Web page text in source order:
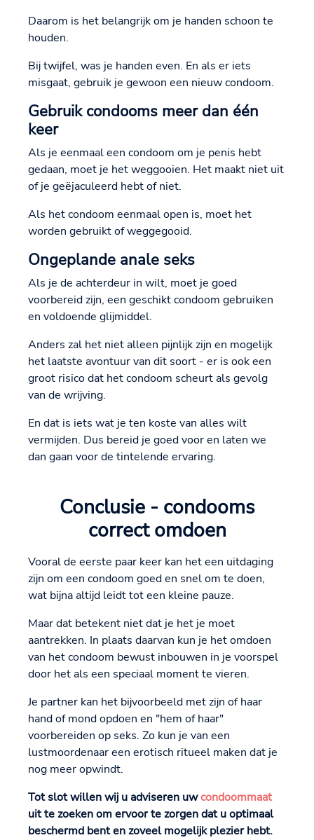
Daarom is het belangrijk om je handen schoon te
houden.
Bij twijfel, was je handen even. En als er iets
misgaat, gebruik je gewoon een nieuw condoom.
Gebruik condooms meer dan één
keer
Als je eenmaal een condoom om je penis hebt
gedaan, moet je het weggooien. Het maakt niet uit
of je geëjaculeerd hebt of niet.
Als het condoom eenmaal open is, moet het
worden gebruikt of weggegooid.
Ongeplande anale seks
Als je de achterdeur in wilt, moet je goed
voorbereid zijn, een geschikt condoom gebruiken
en voldoende glijmiddel.
Anders zal het niet alleen pijnlijk zijn en mogelijk
het laatste avontuur van dit soort - er is ook een
groot risico dat het condoom scheurt als gevolg
van de wrijving.
En dat is iets wat je ten koste van alles wilt
vermijden. Dus bereid je goed voor en laten we
dan gaan voor de tintelende ervaring.
Conclusie - condooms
correct omdoen
Vooral de eerste paar keer kan het een uitdaging
zijn om een condoom goed en snel om te doen,
wat bijna altijd leidt tot een kleine pauze.
Maar dat betekent niet dat je het je moet
aantrekken. In plaats daarvan kun je het omdoen
van het condoom bewust inbouwen in je voorspel
door het als een speciaal moment te vieren.
Je partner kan het bijvoorbeeld met zijn of haar
hand of mond opdoen en "hem of haar"
voorbereiden op seks. Zo kun je van een
lustmoordenaar een erotisch ritueel maken dat je
nog meer opwindt.
Tot slot willen wij u adviseren uwcondoommaat
uit te zoeken om ervoor te zorgen dat u optimaal
beschermd bent en zoveel mogelijk plezier hebt.